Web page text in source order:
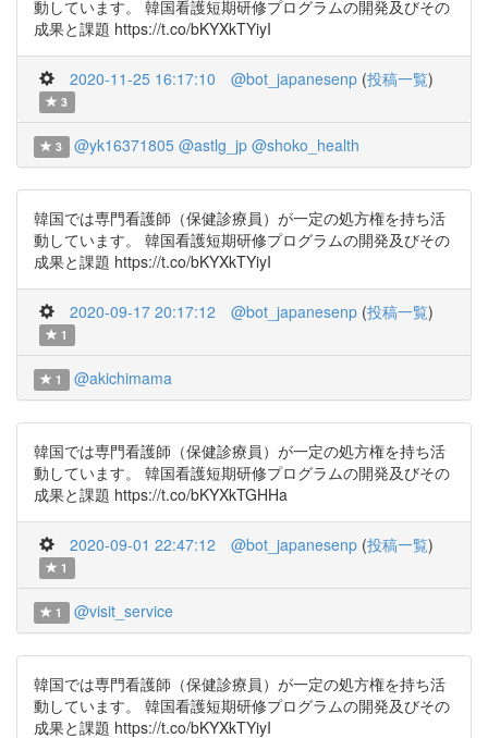
動しています。 韓国看護短期研修プログラムの開発及びその
成果と課題 https://t.co/bKYXkTYiyI
2020-11-25 16:17:10 @bot_japanesenp (投稿一覧)
3
3 @yk16371805 @astlg_jp @shoko_health
韓国では専門看護師（保健診療員）が一定の処方権を持ち活
動しています。 韓国看護短期研修プログラムの開発及びその
成果と課題 https://t.co/bKYXkTYiyI
2020-09-17 20:17:12 @bot_japanesenp (投稿一覧)
1
1 @akichimama
韓国では専門看護師（保健診療員）が一定の処方権を持ち活
動しています。 韓国看護短期研修プログラムの開発及びその
成果と課題 https://t.co/bKYXkTGHHa
2020-09-01 22:47:12 @bot_japanesenp (投稿一覧)
1
1 @visit_service
韓国では専門看護師（保健診療員）が一定の処方権を持ち活
動しています。 韓国看護短期研修プログラムの開発及びその
成果と課題 https://t.co/bKYXkTYiyI